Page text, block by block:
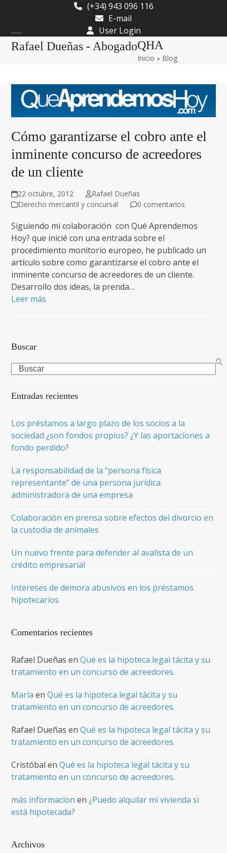
content
(+34) 943 096 116
E-mail
User Login
Rafael Dueñas - Abogado
Open
Close
QHA
Inicio » Blog
Cómo garantizarse el cobro ante el
inminente concurso de acreedores
de un cliente
22 octubre, 2012
Rafael Dueñas
Derecho mercantil y concursal
0 comentarios
Siguiendo mi colaboración con Qué Aprendemos
Hoy? que inicié con una entrada sobre el
procedimiento monitorio europeo, he publicado un
artículo sobre como garantizarse el cobro ante el
inminente concurso de acreedores de un cliente.
Desarrollo dos ideas, la prenda…
Leer más
Buscar
Search
Entradas recientes
Los préstamos a largo plazo de los socios a la
sociedad ¿son fondos propios? ¿Y las aportaciones a
fondo perdido?
La responsabilidad de la “persona física
representante” de una persona jurídica
administradora de una empresa
Colaboración en prensa sobre efectos del divorcio en
la custodia de animales
Un nuevo frente para defender al avalista de un
crédito empresarial
Intereses de demora abusivos en los préstamos
hipotecarios
Comentarios recientes
Rafael Dueñas enQué es la hipoteca legal tácita y su
tratamiento en un concurso de acreedores.
María enQué es la hipoteca legal tácita y su
tratamiento en un concurso de acreedores.
Rafael Dueñas enQué es la hipoteca legal tácita y su
tratamiento en un concurso de acreedores.
Cristóbal enQué es la hipoteca legal tácita y su
tratamiento en un concurso de acreedores.
más informacion en¿Puedo alquilar mi vivienda si
está hipotecada?
Archivos